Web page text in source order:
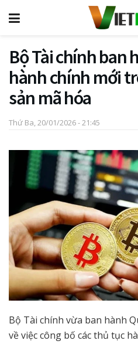
Bộ Tài chính ban
hành chính mới
sản mã hóa
Thứ Ba, 20/01/2026 - 21:45
Bộ Tài chính vừa ban hành
về việc công bố các thủ tục